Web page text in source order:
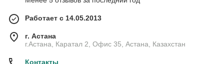
Работает с 14.05.2013
г. Астана
г.Астана, Каратал 2, Офис 35, Астана, Казахстан
Контакты